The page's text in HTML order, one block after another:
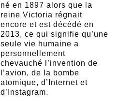
né en 1897 alors que la
reine Victoria régnait
encore et est décédé en
2013, ce qui signifie qu’une
seule vie humaine a
personnellement
chevauché l’invention de
l’avion, de la bombe
atomique, d’Internet et
d’Instagram.